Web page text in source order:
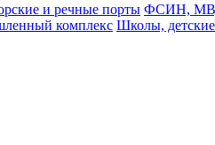
и речные порты ФСИН,
комплекс Школы,